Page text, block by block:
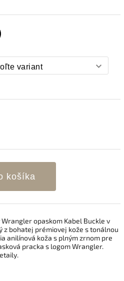
košíka
opaskom Kabel Buckle v
bohatej prémiovej kože s tonálnou
anilínová koža s plným zrnom pre
pracka s logom Wrangler.